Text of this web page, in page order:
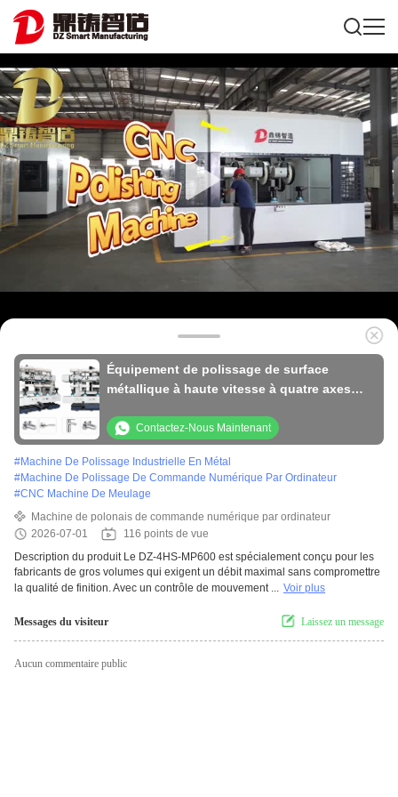
Équipement de polissage de surface
métallique à haute vitesse à quatre axes
Contactez-Nous Maintenant
#Machine De Polissage Industrielle En Métal
#Machine De Polissage De Commande Numérique Par Ordinateur
#CNC Machine De Meulage
Machine de polonais de commande numérique par ordinateur
2026-07-01
116 points de vue
Description du produit Le DZ-4HS-MP600 est spécialement conçu pour les
fabricants de gros volumes qui exigent un débit maximal sans compromettre
la qualité de finition. Avec un contrôle de mouvement ... Voir plus
Messages du visiteur Laissez un message
Aucun commentaire public